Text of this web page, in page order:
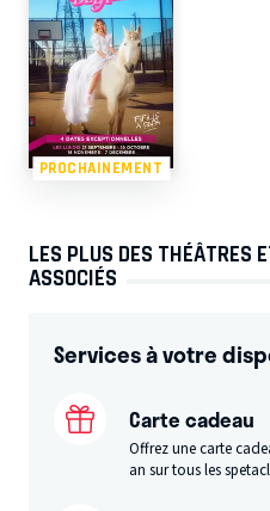
PROCHAINEMENT
LES PLUS DES THÉÂTRES
ASSOCIÉS
Services à votre
Carte cadeau
Offrez une carte
an sur tous les